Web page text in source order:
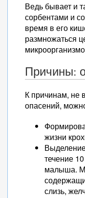
Ведь бывает и
сорбентами и
время в его
размножаться
Причины:
К причинам, не
опасений,
жизни
течение
малыша.
слизь,